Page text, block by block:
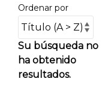
Ordenar por
Su búsqueda no
ha obtenido
resultados.